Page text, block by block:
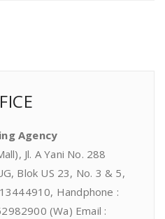
Agency
Jl. A Yani No. 288
Blok US 23, No. 3 & 5,
Handphone :
(Wa) Email :